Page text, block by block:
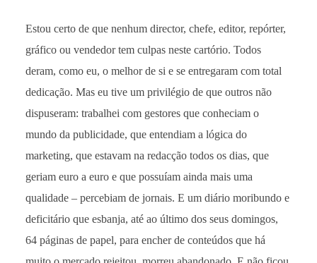
Estou certo de que nenhum director, chefe, editor, repórter,
gráfico ou vendedor tem culpas neste cartório. Todos
deram, como eu, o melhor de si e se entregaram com total
dedicação. Mas eu tive um privilégio de que outros não
dispuseram: trabalhei com gestores que conheciam o
mundo da publicidade, que entendiam a lógica do
marketing, que estavam na redacção todos os dias, que
geriam euro a euro e que possuíam ainda mais uma
qualidade – percebiam de jornais. E um diário moribundo e
deficitário que esbanja, até ao último dos seus domingos,
64 páginas de papel, para encher de conteúdos que há